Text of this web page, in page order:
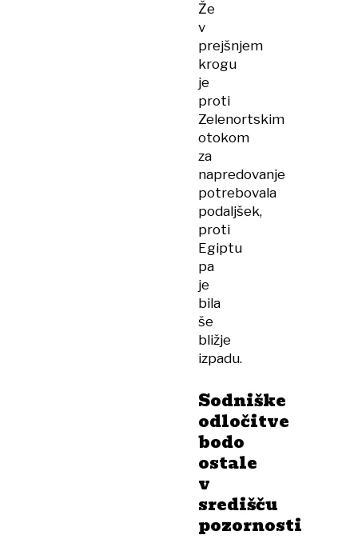
Že
v
prejšnjem
krogu
je
proti
Zelenortskim
otokom
za
napredovanje
potrebovala
podaljšek,
proti
Egiptu
pa
je
bila
še
bližje
izpadu.
Sodniške
odločitve
bodo
ostale
v
središču
pozornosti